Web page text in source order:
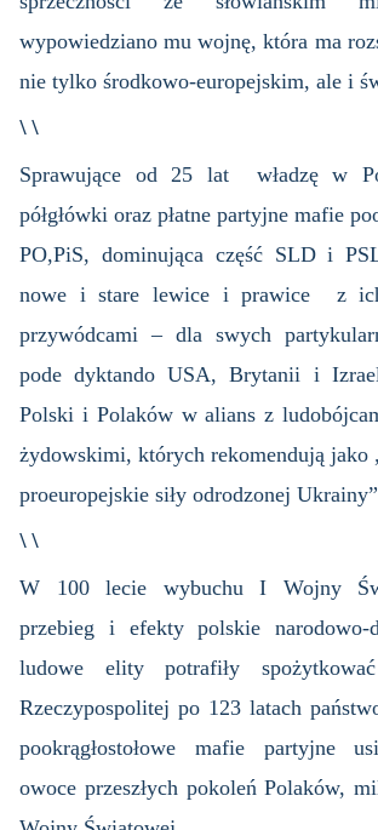
wypowiedziano mu wojnę, która ma
nie tylko środkowo-europejskim, ale i
\ \
Sprawujące od 25 lat władzę w
półgłówki oraz płatne partyjne mafie
PO,PiS, dominująca część SLD i
nowe i stare lewice i prawice z
przywódcami – dla swych
pode dyktando USA, Brytanii i
Polski i Polaków w alians z
żydowskimi, których rekomendują jako
proeuropejskie siły odrodzonej
\ \
W 100 lecie wybuchu I Wojny
przebieg i efekty polskie narodowo-
ludowe elity potrafiły
Rzeczypospolitej po 123 latach
pookrągłostołowe mafie partyjne
owoce przeszłych pokoleń Polaków,